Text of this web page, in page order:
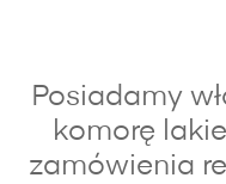
Posiadamy
komorę
zamówienia